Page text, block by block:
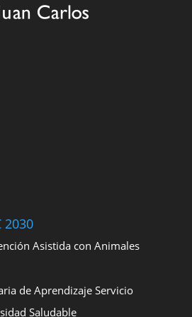
2030
Asistida con Animales
de Aprendizaje Servicio
Saludable